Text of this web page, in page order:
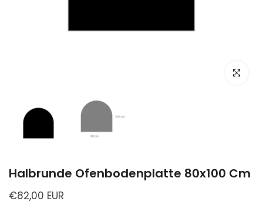
Halbrunde Ofenbodenplatte 80x100 Cm
€82,00 EUR